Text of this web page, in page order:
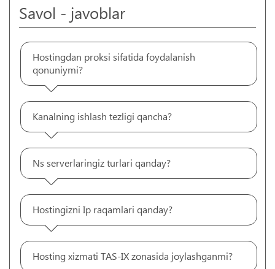
Savol - javoblar
Hostingdan proksi sifatida foydalanish
qonuniymi?
Kanalning ishlash tezligi qancha?
Ns serverlaringiz turlari qanday?
Hostingizni Ip raqamlari qanday?
Hosting xizmati TAS-IX zonasida joylashganmi?